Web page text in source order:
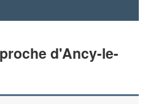
d'Ancy-le-